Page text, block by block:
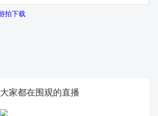
01:49 屿_彡_◢
大家都在围观的直播